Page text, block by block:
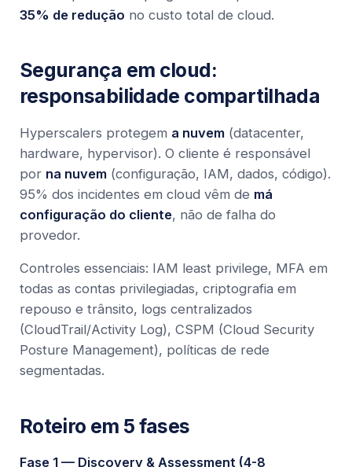
35% de redução no custo total de cloud.
Segurança em cloud:
responsabilidade compartilhada
Hyperscalers protegem a nuvem(datacenter,
hardware, hypervisor). O cliente é responsável
por na nuvem(configuração, IAM, dados, código).
95% dos incidentes em cloud vêm de má
configuração do cliente, não de falha do
provedor.
Controles essenciais: IAM least privilege, MFA em
todas as contas privilegiadas, criptografia em
repouso e trânsito, logs centralizados
(CloudTrail/Activity Log), CSPM (Cloud Security
Posture Management), políticas de rede
segmentadas.
Roteiro em 5 fases
Fase 1 — Discovery & Assessment (4-8